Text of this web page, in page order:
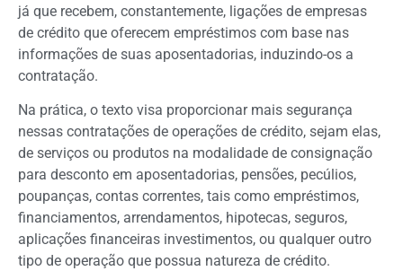
já que recebem, constantemente, ligações de empresas
de crédito que oferecem empréstimos com base nas
informações de suas aposentadorias, induzindo-os a
contratação.
Na prática, o texto visa proporcionar mais segurança
nessas contratações de operações de crédito, sejam elas,
de serviços ou produtos na modalidade de consignação
para desconto em aposentadorias, pensões, pecúlios,
poupanças, contas correntes, tais como empréstimos,
financiamentos, arrendamentos, hipotecas, seguros,
aplicações financeiras investimentos, ou qualquer outro
tipo de operação que possua natureza de crédito.